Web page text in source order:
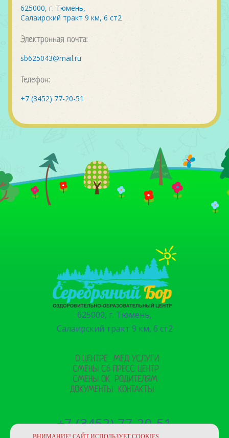
625000, г. Тюмень,
Салаирский тракт 9 км, 6 ст2
Электронная почта:
sb625043@mail.ru
Телефон:
+7 (3452) 77-20-51
625000, г. Тюмень,
Салаирский тракт 9 км, 6 ст2
О ЦЕНТРЕ
СМЕНЫ СБ
СМЕНЫ ОК
ДОКУМЕНТЫ
МЕД УСЛУГИ
ПРЕСС ЦЕНТР
РОДИТЕЛЯМ
КОНТАКТЫ
+7 (3452) 77-20-51
ВНИМАНИЕ! САЙТ ИСПОЛЬЗУЕТ COOKIES